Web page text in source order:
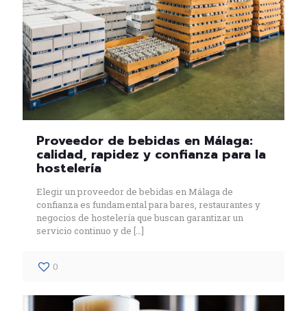
Proveedor de bebidas en Málaga:
calidad, rapidez y confianza para la
hostelería
Elegir un proveedor de bebidas en Málaga de
confianza es fundamental para bares, restaurantes y
negocios de hostelería que buscan garantizar un
servicio continuo y de […]
0